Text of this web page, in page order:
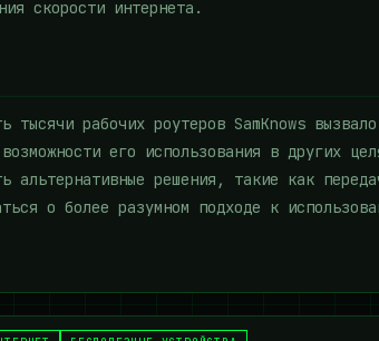
скорости интернета.
тысячи рабочих роутеров SamKnows
его использования в других
альтернативные решения, такие как
о более разумном подходе к